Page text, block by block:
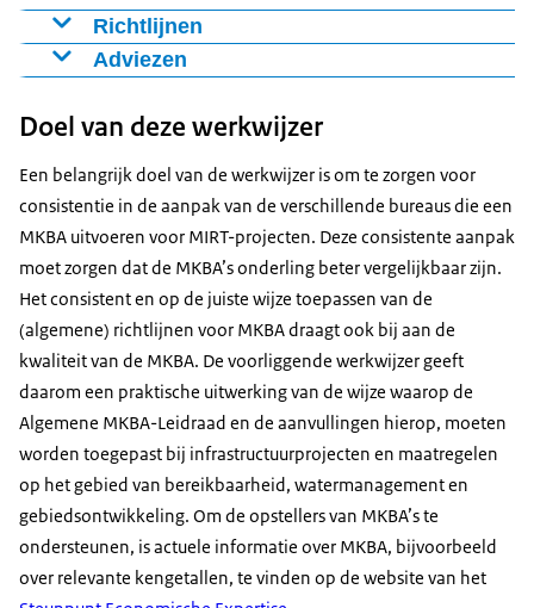
Richtlijnen
Dit is een richtlijn.
Adviezen
Doel van deze werkwijzer
Een belangrijk doel van de werkwijzer is om te zorgen voor
consistentie in de aanpak van de verschillende bureaus die een
MKBA uitvoeren voor MIRT-projecten. Deze consistente aanpak
moet zorgen dat de MKBA’s onderling beter vergelijkbaar zijn.
Het consistent en op de juiste wijze toepassen van de
(algemene) richtlijnen voor MKBA draagt ook bij aan de
kwaliteit van de MKBA. De voorliggende werkwijzer geeft
daarom een praktische uitwerking van de wijze waarop de
Algemene MKBA-Leidraad en de aanvullingen hierop, moeten
worden toegepast bij infrastructuurprojecten en maatregelen
op het gebied van bereikbaarheid, watermanagement en
gebiedsontwikkeling. Om de opstellers van MKBA’s te
ondersteunen, is actuele informatie over MKBA, bijvoorbeeld
over relevante kengetallen, te vinden op de website van het